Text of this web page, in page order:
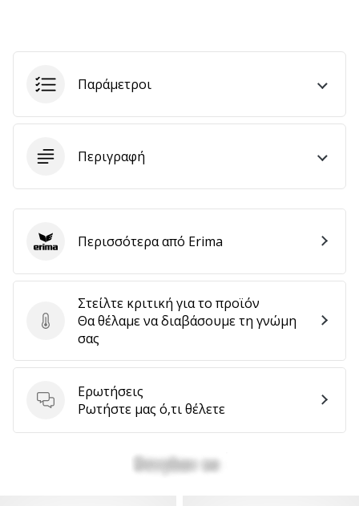
Εμφάνιση
των
άρθρων
Παράμετροι
Περιγραφή
Στείλτε κριτική για το προϊόν
Στείλτε κριτική για το προϊόν
Θα θέλαμε να διαβάσουμε τη γνώμη
σας
Ερωτήσεις
Ερωτήσεις
Ρωτήστε μας ό,τι θέλετε
ErimaΠερισσότερα από Erima